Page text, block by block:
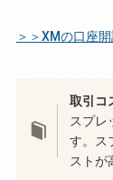
＞＞XMの口座
取引コ
スプレ
す。ス
ストが